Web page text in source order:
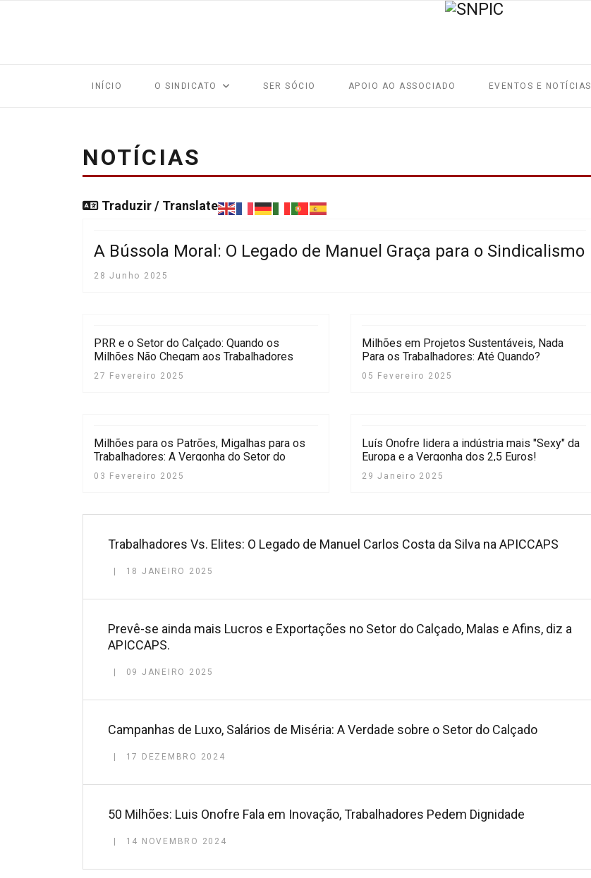
INÍCIO O SINDICATO SER SÓCIO APOIO AO ASSOCIADO EVENTOS E NOTÍCIAS
NOTÍCIAS
Traduzir / Translate
A Bússola Moral: O Legado de Manuel Graça para o Sindicalismo
28 Junho 2025
PRR e o Setor do Calçado: Quando os
Milhões Não Chegam aos Trabalhadores
27 Fevereiro 2025
Milhões em Projetos Sustentáveis, Nada
Para os Trabalhadores: Até Quando?
05 Fevereiro 2025
Milhões para os Patrões, Migalhas para os
Trabalhadores: A Vergonha do Setor do
Calçado, Malas e Afins!
03 Fevereiro 2025
Luís Onofre lidera a indústria mais "Sexy" da
Europa e a Vergonha dos 2,5 Euros!
Realidade do setor do Calçado, Marroquinaria
e Afins.
29 Janeiro 2025
Trabalhadores Vs. Elites: O Legado de Manuel Carlos Costa da Silva na APICCAPS
18 JANEIRO 2025
Prevê-se ainda mais Lucros e Exportações no Setor do Calçado, Malas e Afins, diz a
APICCAPS.
09 JANEIRO 2025
Campanhas de Luxo, Salários de Miséria: A Verdade sobre o Setor do Calçado
17 DEZEMBRO 2024
50 Milhões: Luis Onofre Fala em Inovação, Trabalhadores Pedem Dignidade
14 NOVEMBRO 2024